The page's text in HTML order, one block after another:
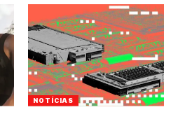
NOTÍCIAS